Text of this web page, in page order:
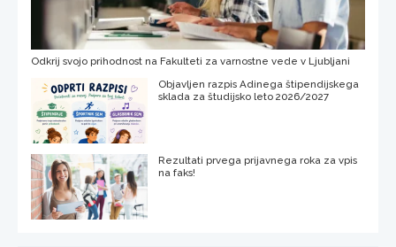
Odkrij svojo prihodnost na Fakulteti za varnostne vede v Ljubljani
Objavljen razpis Adinega štipendijskega
sklada za študijsko leto 2026/2027
Rezultati prvega prijavnega roka za vpis
na faks!